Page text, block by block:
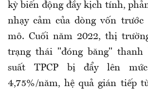
kỳ biến động đầy kịch tính,
nhạy cảm của dòng vốn trước
mô. Cuối năm 2022, thị
trạng thái "đóng băng"
suất TPCP bị đẩy lên
4,75%/năm, hệ quả gián tiếp